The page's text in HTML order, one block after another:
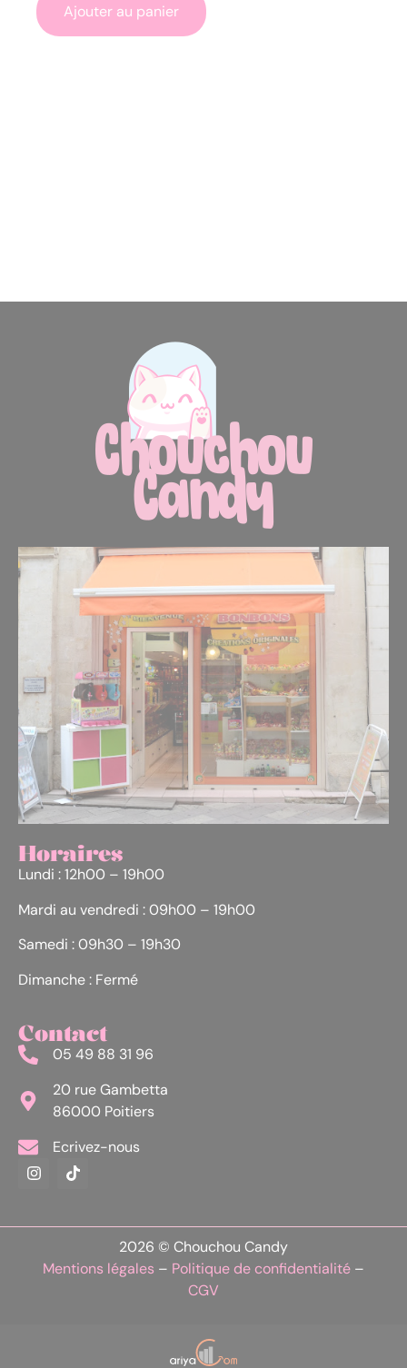
Ajouter au panier
Horaires
Lundi : 12h00 – 19h00
Mardi au vendredi : 09h00 – 19h00
Samedi : 09h30 – 19h30
Dimanche : Fermé
Contact
05 49 88 31 96
20 rue Gambetta
86000 Poitiers
Ecrivez-nous
2026 © Chouchou Candy
Mentions légales – Politique de confidentialité –
CGV